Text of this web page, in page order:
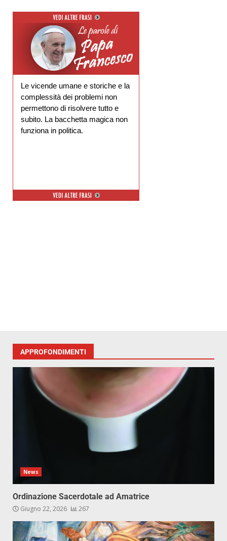
Le vicende umane e storiche e la
complessità dei problemi non
permettono di risolvere tutto e
subito. La bacchetta magica non
funziona in politica.
APPROFONDIMENTI
News
Ordinazione Sacerdotale ad Amatrice
Giugno 22, 2026 267